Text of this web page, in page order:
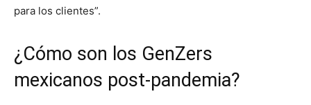
para los clientes”.
¿Cómo son los GenZers
mexicanos post-pandemia?